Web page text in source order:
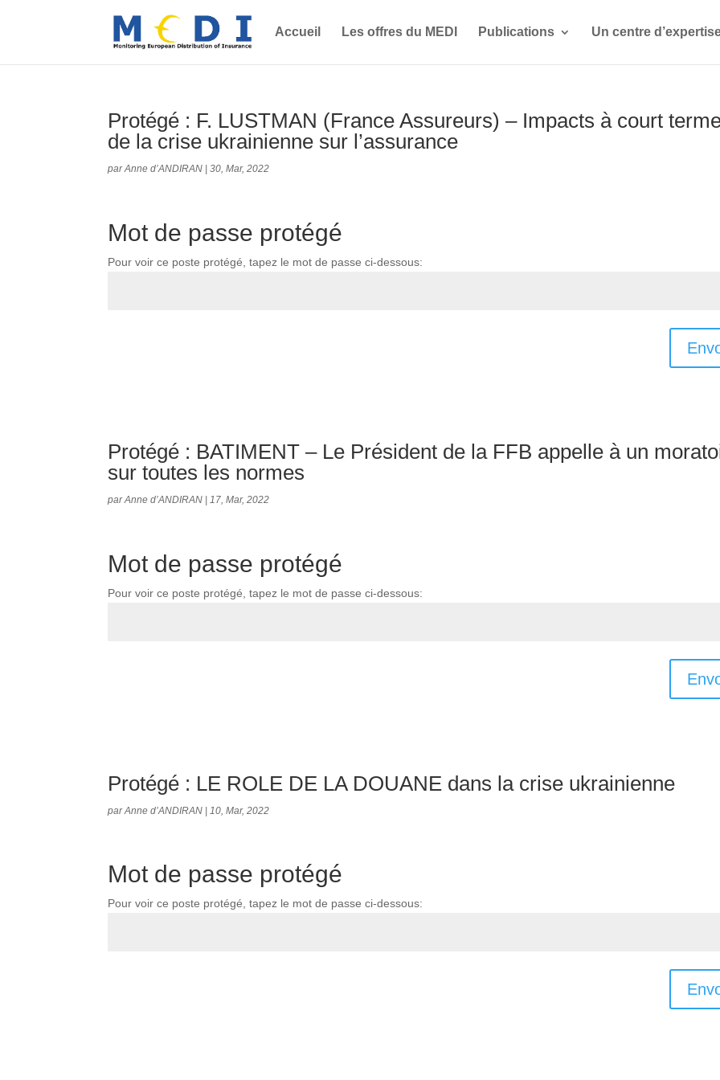
Accueil Les offres du MEDI Publications Un centre
Protégé : F. LUSTMAN (France Assureurs) – Impacts à court
de la crise ukrainienne sur l’assurance
parAnne d’ANDIRAN |30, Mar, 2022
Mot de passe protégé
Pour voir ce poste protégé, tapez le mot de passe ci-dessous:
Protégé : BATIMENT – Le Président de la FFB appelle à un
sur toutes les normes
parAnne d’ANDIRAN |17, Mar, 2022
Mot de passe protégé
Pour voir ce poste protégé, tapez le mot de passe ci-dessous:
Protégé : LE ROLE DE LA DOUANE dans la crise ukrainienne
parAnne d’ANDIRAN | 10, Mar, 2022
Mot de passe protégé
Pour voir ce poste protégé, tapez le mot de passe ci-dessous: